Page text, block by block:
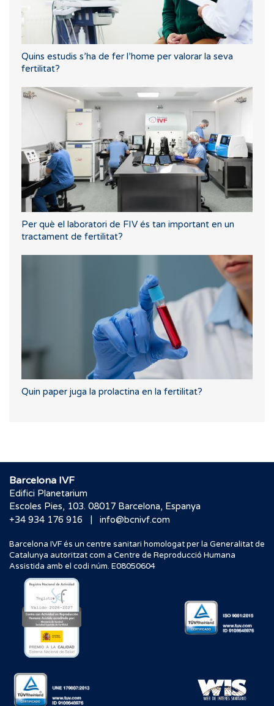
Quins estudis s’ha de fer l’home per valorar la seva
fertilitat?
Per què el laboratori de FIV és tan important en un
tractament de fertilitat?
Quin paper juga la prolactina en la fertilitat?
Barcelona IVF
Edifici Planetarium
Escoles Pies, 103. 08017 Barcelona, Espanya
+34 934 176 916
| info@bcnivf.com
Barcelona IVF és un centre sanitari homologat per la Generalitat de
Catalunya autoritzat com a Centre de Reproducció Humana
Assistida amb el codi núm. E08050604